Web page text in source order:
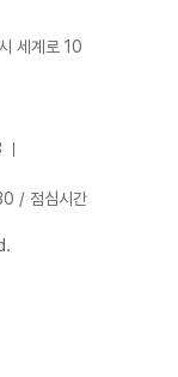
세계로 10
/ 점심시간